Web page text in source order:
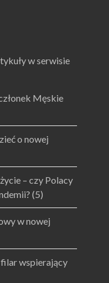
w serwisie
Męskie
o nowej
– czy Polacy
(5)
w nowej
wspierający